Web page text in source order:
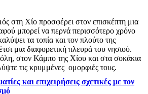
στη Χίο προσφέρει στον επισκέπτη μια
μπορεί να περνά περισσότερο χρόνο
τα τοπία και τον πλούτο της
μια διαφορετική πλευρά του νησιού.
στον Κάμπο της Χίου και στα σοκάκια
τις κρυμμένες ομορφιές τους.
και επιχειρήσεις σχετικές με τον